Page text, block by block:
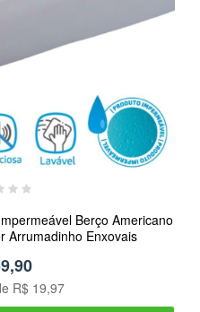
Berço Americano
Arrumadinho Enxovais
R$ 19,97